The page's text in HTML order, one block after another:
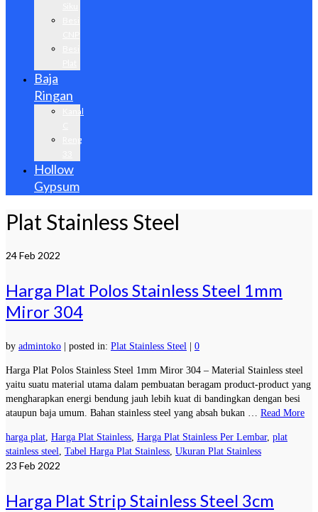
Baja
Ringan
Kanal
Reng
Hollow
Gypsum
Plat Stainless Steel
24Feb 2022
Harga Plat Polos Stainless Steel 1mm
Miror 304
by admintoko posted in: Plat Stainless Steel 0
Harga Plat Polos Stainless Steel 1mm Miror 304 – Material Stainless steel
yaitu suatu material utama dalam pembuatan beragam product-product yang
mengharapkan energi bendung jauh lebih kuat di bandingkan dengan besi
ataupun baja umum. Bahan stainless steel yang absah bukan … Read More
harga plat, Harga Plat Stainless, Harga Plat Stainless Per Lembar, plat
stainless steel, Tabel Harga Plat Stainless, Ukuran Plat Stainless
23 Feb 2022
Harga Plat Strip Stainless Steel 3cm